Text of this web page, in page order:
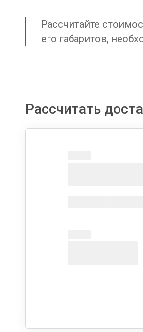
Рассчитайте
его габаритов,
Рассчитать